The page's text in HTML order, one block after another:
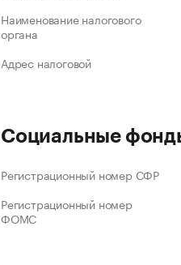
Наименование налогового
органа
Адрес налоговой
Социальные
Регистрационный номер СФР
Регистрационный номер
ФОМС